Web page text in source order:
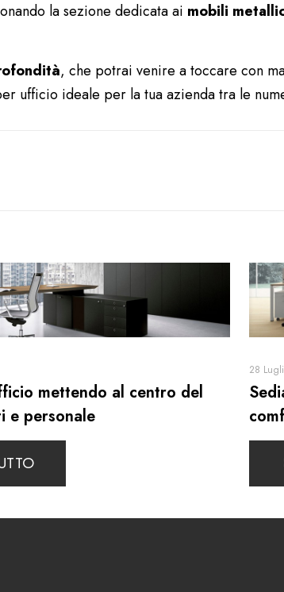
la sezione dedicata ai mobili
, che potrai venire a toccare con
ufficio ideale per la tua azienda tra le
mettendo al centro del
e personale
28